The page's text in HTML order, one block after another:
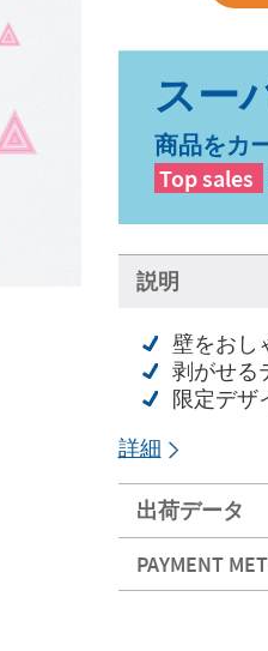
商品をカ
Top sales
説明
壁をおし
剥がせる
限定デザ
詳細
出荷データ
PAYMENT